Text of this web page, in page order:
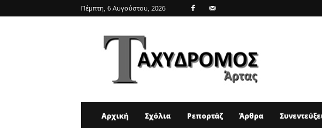
Πέμπτη, 6 Αυγούστου, 2026
ΤΑΧΥΔΡΟΜΟΣ
Αρχική Σχόλια Ρεπορτάζ Άρθρα